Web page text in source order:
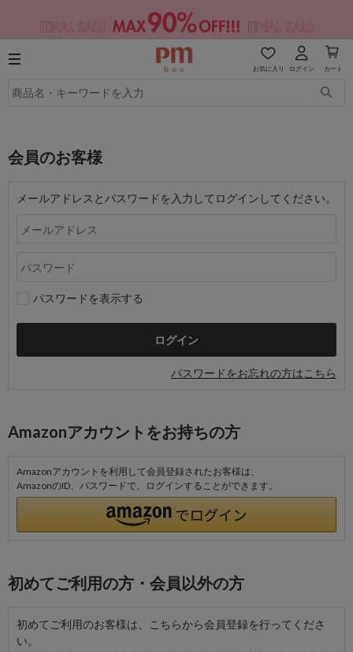
お気に入り ログイン カート
会員のお客様
メールアドレスとパスワードを入力してログインしてください。
パスワードを表示する
パスワードをお忘れの方はこちら
Amazonアカウントをお持ちの方
Amazonアカウントを利用して会員登録されたお客様は、
AmazonのID、パスワードで、ログインすることができます。
初めてご利用の方・会員以外の方
初めてご利用のお客様は、こちらから会員登録を行ってくださ
い。